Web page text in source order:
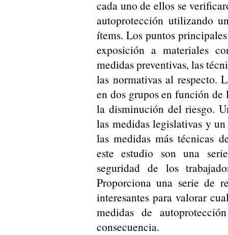
cada uno de ellos se
autoprotección utilizando
ítems. Los puntos
exposición a materiales
medidas preventivas, las
las normativas al respecto.
en dos grupos en función de
la disminución del riesgo.
las medidas legislativas y
las medidas más técnicas
este estudio son una
seguridad de los
Proporciona una serie de
interesantes para valorar
medidas de
consecuencia.